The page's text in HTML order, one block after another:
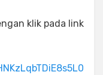
klik pada link